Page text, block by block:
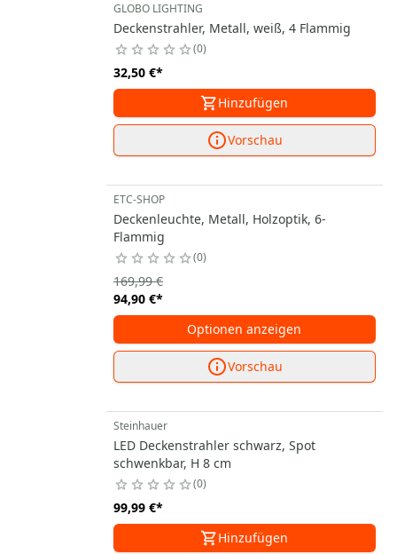
GLOBO LIGHTING
Deckenstrahler, Metall, weiß, 4 Flammig
0
32,50 €*
Hinzufügen
Vorschau
ETC-SHOP
Deckenleuchte, Metall, Holzoptik, 6-
Flammig
0
94,90 €*
169,99 €
Optionen anzeigen
Vorschau
Steinhauer
LED Deckenstrahler schwarz, Spot
schwenkbar, H 8 cm
0
99,99 €*
Hinzufügen